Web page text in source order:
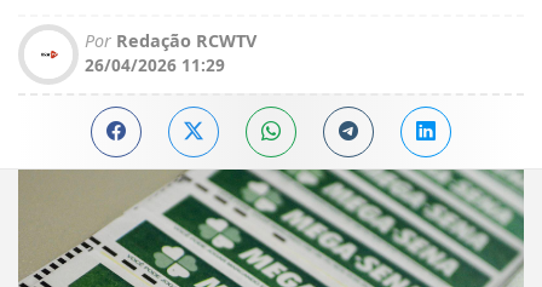
Por Redação RCWTV
26/04/2026 11:29